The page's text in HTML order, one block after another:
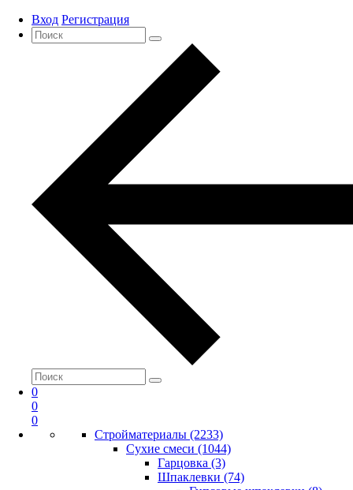
Вход Регистрация
0
0
0
Стройматериалы (2233)
Сухие смеси (1044)
Гарцовка (3)
Шпаклевки (74)